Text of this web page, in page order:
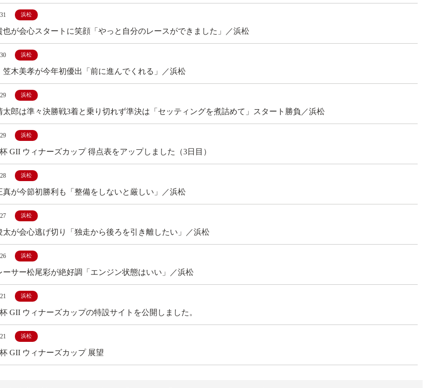
浜松
也が会心スタートに笑顔「やっと自分のレースができました」／浜松
浜松
笠木美孝が今年初優出「前に進んでくれる」／浜松
浜松
太郎は準々決勝戦3着と乗り切れず準決は「セッティングを煮詰めて」スタート勝負／浜松
浜松
GII ウィナーズカップ 得点表をアップしました（3日目）
浜松
真が今節初勝利も「整備をしないと厳しい」／浜松
浜松
太が会心逃げ切り「独走から後ろを引き離したい」／浜松
浜松
ーサー松尾彩が絶好調「エンジン状態はいい」／浜松
浜松
GII ウィナーズカップの特設サイトを公開しました。
浜松
GII ウィナーズカップ 展望